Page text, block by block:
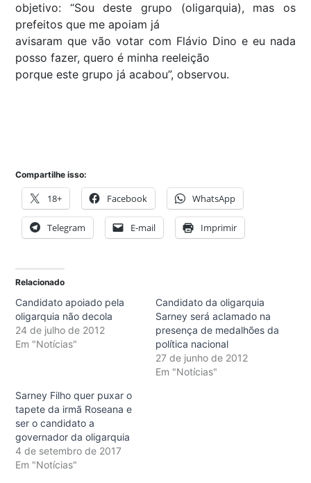
objetivo: “Sou deste grupo (oligarquia), mas os
prefeitos que me apoiam já
avisaram que vão votar com Flávio Dino e eu nada
posso fazer, quero é minha reeleição
porque este grupo já acabou”, observou.
Compartilhe isso:
18+ Facebook WhatsApp
Telegram E-mail Imprimir
Relacionado
Candidato apoiado pela
oligarquia não decola
24 de julho de 2012
Em "Notícias"
Candidato da oligarquia
Sarney será aclamado na
presença de medalhões da
política nacional
27 de junho de 2012
Em "Notícias"
Sarney Filho quer puxar o
tapete da irmã Roseana e
ser o candidato a
governador da oligarquia
4 de setembro de 2017
Em "Notícias"